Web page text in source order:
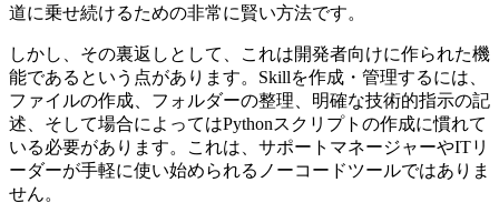
道に乗せ続けるための非常に賢い方法です。
しかし、その裏返しとして、これは開発者向けに作られた機
能であるという点があります。Skillを作成・管理するには、
ファイルの作成、フォルダーの整理、明確な技術的指示の記
述、そして場合によってはPythonスクリプトの作成に慣れて
いる必要があります。これは、サポートマネージャーやITリ
ーダーが手軽に使い始められるノーコードツールではありま
せん。